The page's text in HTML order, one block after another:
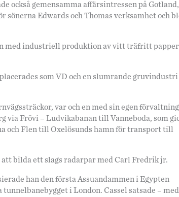
också gemensamma affärsintressen på Gotland,
Edwards och Thomas verksamhet och
med industriell produktion av vitt träfritt papper
som VD och en slumrande gruvindustri
var och en med sin egen
via Frövi – Ludvikabanan till Vanneboda, som
och Flen till Oxelösunds hamn för transport till
bilda ett slags radarpar med Carl Fredrik jr.
han den första Assuandammen i Egypten
i London. Cassel satsade – med